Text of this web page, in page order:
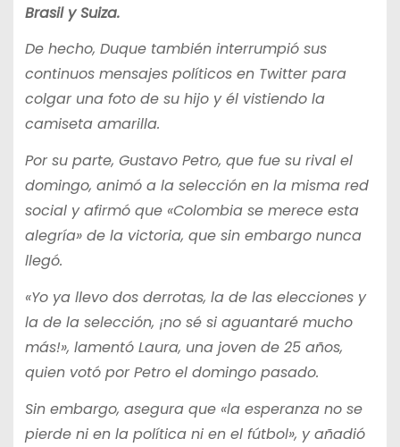
Brasil y Suiza.
De hecho, Duque también interrumpió sus
continuos mensajes políticos en Twitter para
colgar una foto de su hijo y él vistiendo la
camiseta amarilla.
Por su parte, Gustavo Petro, que fue su rival el
domingo, animó a la selección en la misma red
social y afirmó que «Colombia se merece esta
alegría» de la victoria, que sin embargo nunca
llegó.
«Yo ya llevo dos derrotas, la de las elecciones y
la de la selección, ¡no sé si aguantaré mucho
más!», lamentó Laura, una joven de 25 años,
quien votó por Petro el domingo pasado.
Sin embargo, asegura que «la esperanza no se
pierde ni en la política ni en el fútbol», y añadió